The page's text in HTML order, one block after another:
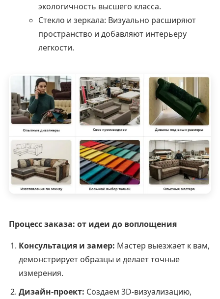
экологичность высшего класса.
Стекло и зеркала: Визуально расширяют
пространство и добавляют интерьеру
легкости.
Процесс заказа: от идеи до воплощения
Консультация и замер: Мастер выезжает к вам,
демонстрирует образцы и делает точные
измерения.
Дизайн-проект: Создаем 3D-визуализацию,